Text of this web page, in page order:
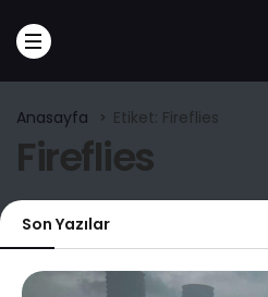
Anasayfa Etiket: Fireflies
Fireflies
Son Yazılar